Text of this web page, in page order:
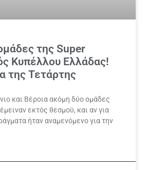
της Super
Κυπέλλου Ελλάδας!
της Τετάρτης
και Βέροια ακόμη δύο ομάδες
εκτός θεσμού, και αν για
ήταν αναμενόμενο για την